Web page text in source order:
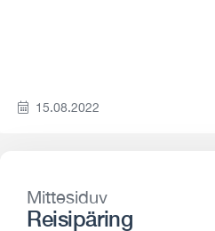
15.08.2022
Mittesiduv
Reisipäring